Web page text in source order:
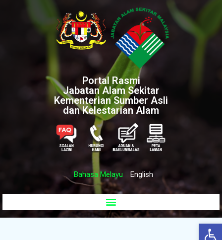
Portal Rasmi
Jabatan Alam Sekitar
Kementerian Sumber Asli
dan Kelestarian Alam
Bahasa Melayu English